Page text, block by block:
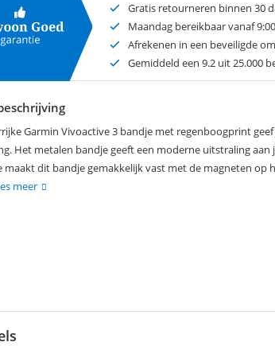
Gratis retourneren binnen 30
Maandag bereikbaar vanaf
Afrekenen in een beveiligde
Gemiddeld een 9.2 uit 25.000
Garmin Vivoactive 3 bandje met regenboogprint
Het metalen bandje geeft een moderne uitstraling aan
maakt dit bandje gemakkelijk vast met de magneten op
meer